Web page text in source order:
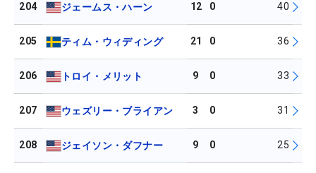
204 ジェームス・ハーン 12 0 40
205 ティム・ウィディング 21 0 36
206 トロイ・メリット 9 0 33
207 ウェズリー・ブライアン 3 0 31
208 ジェイソン・ダフナー 9 0 25